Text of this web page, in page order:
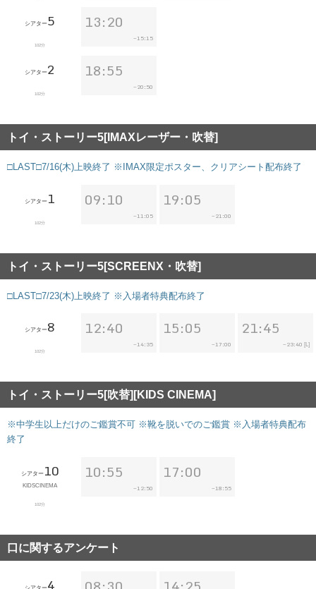
シアター5
102分
13:20
~15:15
シアター2
102分
18:55
~ 20:50
トイ・ストーリー5[IMAXレーザー・吹替]
□LAST□7/16(木)上映終了 ※IMAX限定ポスター、クリアシート配布終了
シアター 1
102分
09:10
~11:05
19:05
~ 21:00
トイ・ストーリー5[SCREENX・吹替]
□LAST□7/23(木)上映終了 ※入場者特典配布終了
シアター8
102分
12:40
~14:35
15:05
~17:00
21:45
~ 23:40 [L]
トイ・ストーリー5[吹替][KIDS CINEMA]
※中学生以上だけのご鑑賞不可 ※靴を脱いでのご鑑賞 ※入場者特典配布
終了
シアター10
KIDSCINEMA
102分
10:55
~12:50
17:00
~18:55
口に関するアンケート